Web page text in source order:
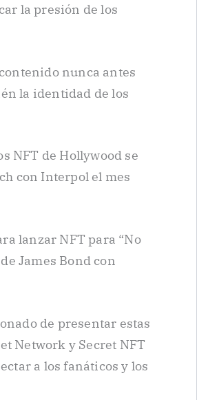
la presión de los
nunca antes
la identidad de los
NFT de Hollywood se
con Interpol el mes
lanzar NFT para “No
James Bond con
de presentar estas
Network y Secret NFT
a los fanáticos y los